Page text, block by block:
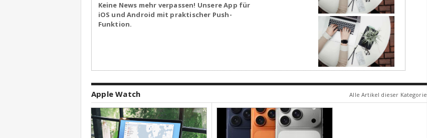
Keine News mehr verpassen! Unsere App für
iOS und Android mit praktischer Push-
Funktion.
Apple Watch Alle Artikel dieser Kategorie